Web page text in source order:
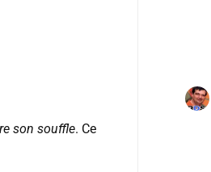
son souffle. Ce